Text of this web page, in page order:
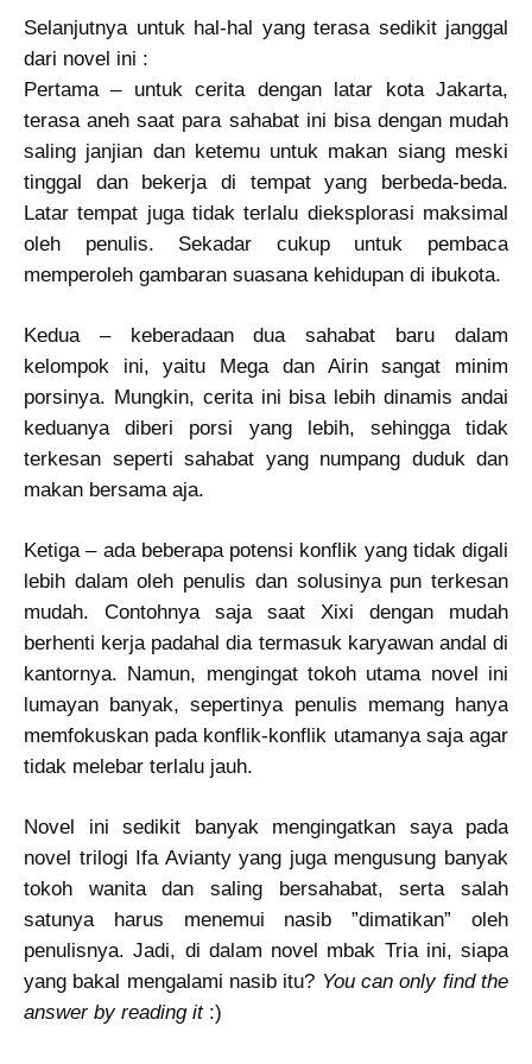
Selanjutnya untuk hal-hal yang terasa sedikit janggal
dari novel ini :
Pertama – untuk cerita dengan latar kota Jakarta,
terasa aneh saat para sahabat ini bisa dengan mudah
saling janjian dan ketemu untuk makan siang meski
tinggal dan bekerja di tempat yang berbeda-beda.
Latar tempat juga tidak terlalu dieksplorasi maksimal
oleh penulis. Sekadar cukup untuk pembaca
memperoleh gambaran suasana kehidupan di ibukota.
Kedua – keberadaan dua sahabat baru dalam
kelompok ini, yaitu Mega dan Airin sangat minim
porsinya. Mungkin, cerita ini bisa lebih dinamis andai
keduanya diberi porsi yang lebih, sehingga tidak
terkesan seperti sahabat yang numpang duduk dan
makan bersama aja.
Ketiga – ada beberapa potensi konflik yang tidak digali
lebih dalam oleh penulis dan solusinya pun terkesan
mudah. Contohnya saja saat Xixi dengan mudah
berhenti kerja padahal dia termasuk karyawan andal di
kantornya. Namun, mengingat tokoh utama novel ini
lumayan banyak, sepertinya penulis memang hanya
memfokuskan pada konflik-konflik utamanya saja agar
tidak melebar terlalu jauh.
Novel ini sedikit banyak mengingatkan saya pada
novel trilogi Ifa Avianty yang juga mengusung banyak
tokoh wanita dan saling bersahabat, serta salah
satunya harus menemui nasib ”dimatikan” oleh
penulisnya. Jadi, di dalam novel mbak Tria ini, siapa
yang bakal mengalami nasib itu? You can only find the
answer by reading it :)